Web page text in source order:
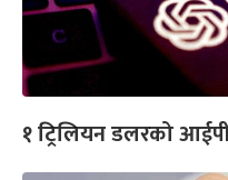
१ ट्रिलियन डलरको